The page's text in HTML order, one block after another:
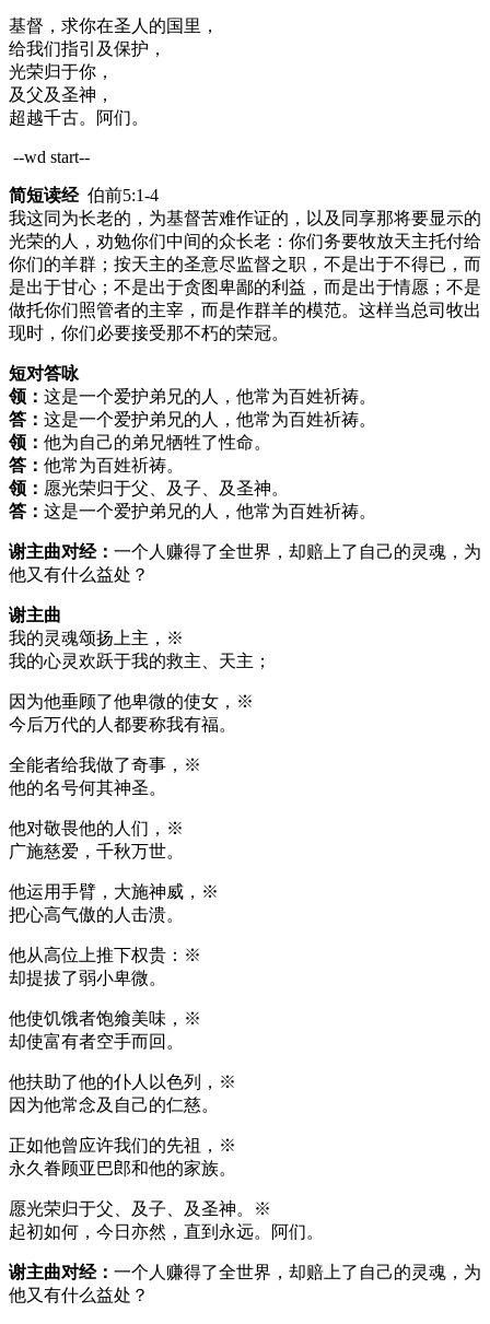
基督，求你在圣人的国里，
给我们指引及保护，
光荣归于你，
及父及圣神，
超越千古。阿们。
--wd start--
简短读经伯前5:1-4
我这同为长老的，为基督苦难作证的，以及同享那将要显示的
光荣的人，劝勉你们中间的众长老：你们务要牧放天主托付给
你们的羊群；按天主的圣意尽监督之职，不是出于不得已，而
是出于甘心；不是出于贪图卑鄙的利益，而是出于情愿；不是
做托你们照管者的主宰，而是作群羊的模范。这样当总司牧出
现时，你们必要接受那不朽的荣冠。
短对答咏
领： 这是一个爱护弟兄的人，他常为百姓祈祷。
答： 这是一个爱护弟兄的人，他常为百姓祈祷。
领： 他为自己的弟兄牺牲了性命。
答： 他常为百姓祈祷。
领： 愿光荣归于父、及子、及圣神。
答： 这是一个爱护弟兄的人，他常为百姓祈祷。
谢主曲对经： 一个人赚得了全世界，却赔上了自己的灵魂，为
他又有什么益处？
谢主曲
我的灵魂颂扬上主，※
我的心灵欢跃于我的救主、天主；
因为他垂顾了他卑微的使女，※
今后万代的人都要称我有福。
全能者给我做了奇事，※
他的名号何其神圣。
他对敬畏他的人们，※
广施慈爱，千秋万世。
他运用手臂，大施神威，※
把心高气傲的人击溃。
他从高位上推下权贵：※
却提拔了弱小卑微。
他使饥饿者饱飨美味，※
却使富有者空手而回。
他扶助了他的仆人以色列，※
因为他常念及自己的仁慈。
正如他曾应许我们的先祖，※
永久眷顾亚巴郎和他的家族。
愿光荣归于父、及子、及圣神。※
起初如何，今日亦然，直到永远。阿们。
谢主曲对经： 一个人赚得了全世界，却赔上了自己的灵魂，为
他又有什么益处？